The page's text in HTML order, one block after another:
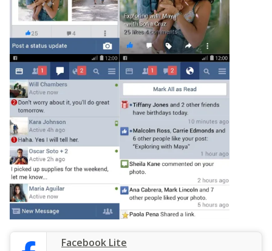
Facebook Lite